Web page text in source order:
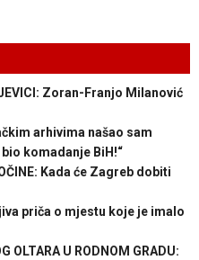
Zoran-Franjo Milanović
arhivima našao sam
komadanje BiH!“
Kada će Zagreb dobiti
priča o mjestu koje je imalo
OLTARA U RODNOM GRADU: